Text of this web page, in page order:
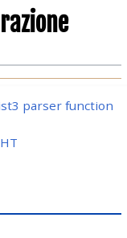
parser function